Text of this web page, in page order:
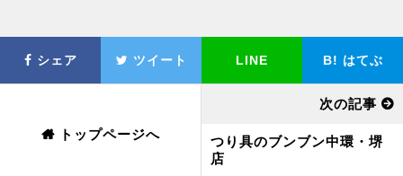
シェア ツイート LINE B! はてぶ
トップページへ
次の記事
つり具のブンブン中環・堺
店